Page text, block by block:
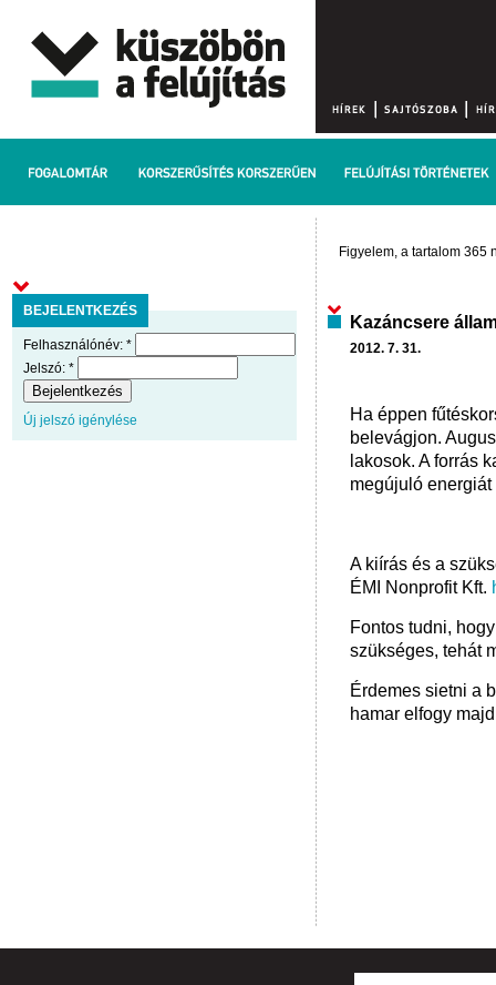
Figyelem, a tartalom 365
BEJELENTKEZÉS
Felhasználónév: *
Jelszó: *
Új jelszó igénylése
Kazáncsere
2012. 7. 31.
Ha éppen
belevágjon.
lakosok. A forrás
megújuló
A kiírás és a
ÉMI Nonprofit Kft.
Fontos tudni,
szükséges, tehát
Érdemes sietni a
hamar elfogy